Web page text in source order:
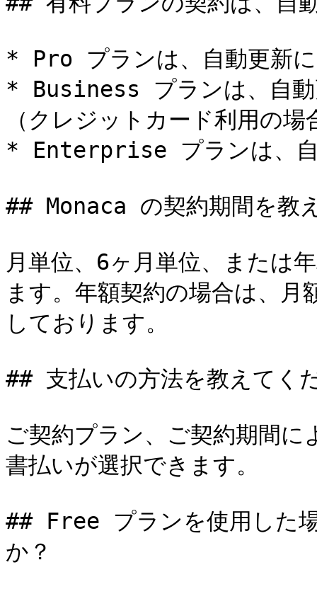
* Pro プランは、自動更新
* Business プランは、自動
（クレジットカード利用の場
* Enterprise プランは、自
## Monaca の契約期間を教
月単位、6ヶ月単位、または
ます。年額契約の場合は、
しております。
## 支払いの方法を教えてく
ご契約プラン、ご契約期間
書払いが選択できます。
## Free プランを使用した
か？